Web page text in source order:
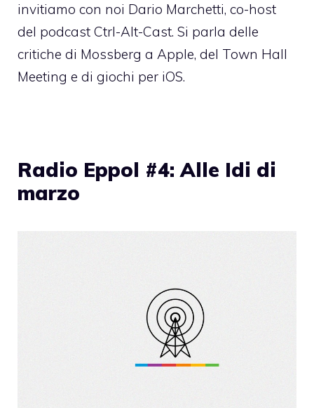
invitiamo con noi Dario Marchetti, co-host
del podcast Ctrl-Alt-Cast. Si parla delle
critiche di Mossberg a Apple, del Town Hall
Meeting e di giochi per iOS.
Radio Eppol #4: Alle Idi di
marzo